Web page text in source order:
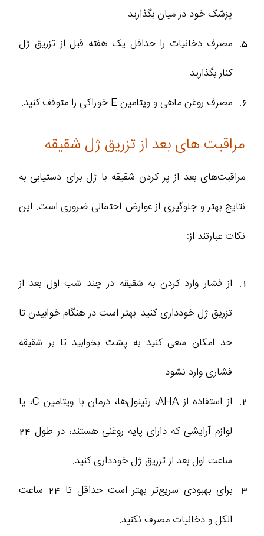
پزشک خود در میان بگذارید.
مصرف دخانیات را حداقل یک هفته قبل از تزریق ژل
کنار بگذارید.
مصرف روغن ماهی و ویتامین E خوراکی را متوقف کنید.
مراقبت های بعد از تزریق ژل شقیقه
مراقبت‌های بعد از پر کردن شقیقه با ژل برای دستیابی به
نتایج بهتر و جلوگیری از عوارض احتمالی ضروری است. این
نکات عبارتند از:
از فشار وارد کردن به شقیقه در چند شب اول بعد از
تزریق ژل خودداری کنید. بهتر است در هنگام خوابیدن تا
حد امکان سعی کنید به پشت بخوابید تا بر شقیقه
فشاری وارد نشود.
از استفاده از AHA، رتینول‌ها، درمان با ویتامین C، یا
لوازم آرایشی که دارای پایه روغنی هستند، در طول 24
ساعت اول بعد از تزریق ژل خودداری کنید.
برای بهبودی سریع‌تر بهتر است حداقل تا 24 ساعت
الکل و دخانیات مصرف نکنید.